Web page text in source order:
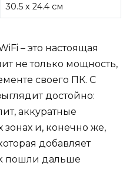
30.5 x 24.4 см
– это настоящая
не только мощность,
своего ПК. С
достойно:
аккуратные
и, конечно же,
добавляет
пошли дальше